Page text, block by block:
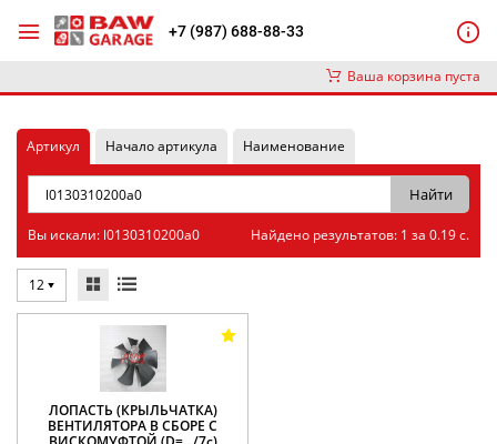
+7 (987) 688-88-33
Ваша корзина пуста
Артикул Начало артикула Наименование
Вы искали: l0130310200a0 Найдено результатов: 1 за 0.19 с.
12
ЛОПАСТЬ (КРЫЛЬЧАТКА)
ВЕНТИЛЯТОРА В СБОРЕ С